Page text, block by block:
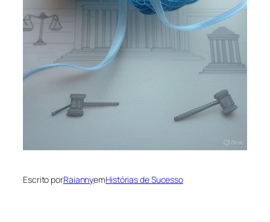
Escrito porRaiannyemHistórias de Sucesso